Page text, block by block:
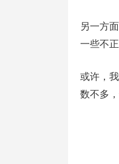
另一方
一些不
或许，
数不多